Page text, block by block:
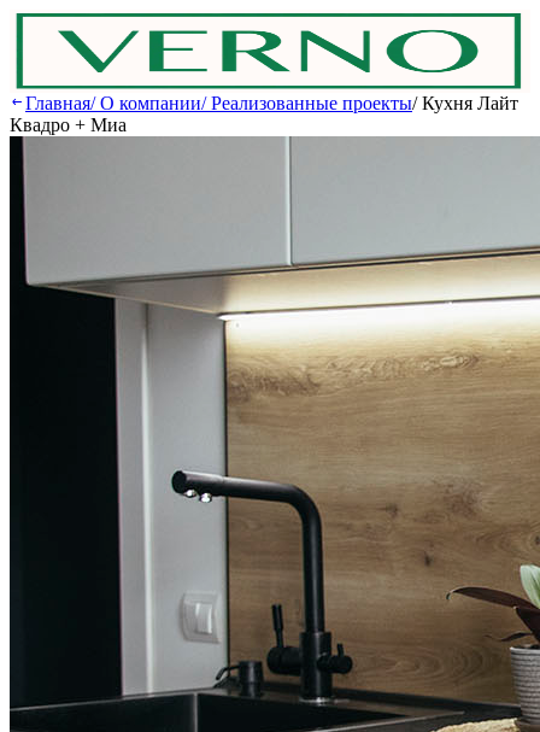
Главная/О компании/Реализованные проекты/Кухня Лайт
Квадро + Миа